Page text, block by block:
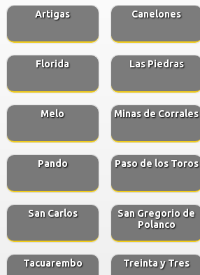
Artigas Canelones
Florida Las Piedras
Melo Minas de Corrales
Pando Paso de los Toros
San Carlos
San Gregorio de
Polanco
Tacuarembo Treinta y Tres